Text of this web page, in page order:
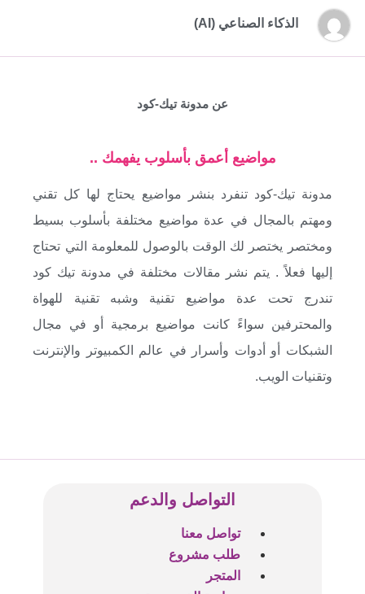
الذكاء الصناعي (AI)
عن مدونة تيك-كود
مواضيع أعمق بأسلوب يفهمك ..
مدونة تيك-كود تنفرد بنشر مواضيع يحتاج لها كل تقني
ومهتم بالمجال في عدة مواضيع مختلفة بأسلوب بسيط
ومختصر يختصر لك الوقت بالوصول للمعلومة التي تحتاج
إليها فعلاً . يتم نشر مقالات مختلفة في مدونة تيك كود
تندرج تحت عدة مواضيع تقنية وشبه تقنية للهواة
والمحترفين سواءً كانت مواضيع برمجية أو في مجال
الشبكات أو أدوات وأسرار في عالم الكمبيوتر والإنترنت
وتقنيات الويب.
التواصل والدعم
تواصل معنا
طلب مشروع
المتجر